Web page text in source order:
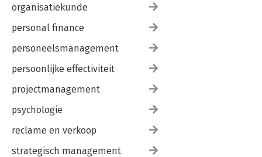
organisatiekunde
personal finance
personeelsmanagement
persoonlijke effectiviteit
projectmanagement
psychologie
reclame en verkoop
strategisch management